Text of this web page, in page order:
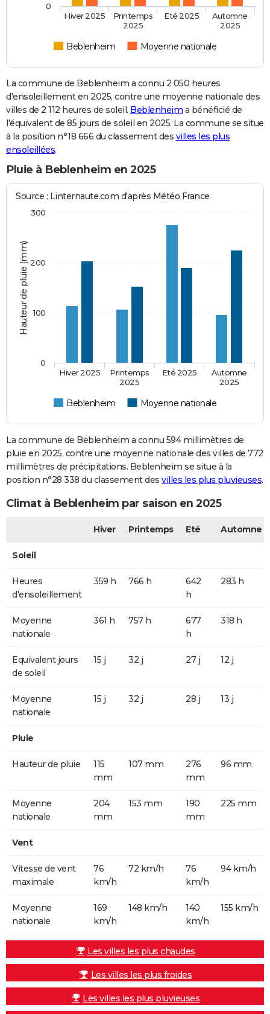
Beblenheim Moyenne nationale
Hiver 2025
Printemps
2025
Eté 2025
Automne
2025
0
La commune de Beblenheim a connu 2 050 heures
d'ensoleillement en 2025, contre une moyenne nationale des
villes de 2 112 heures de soleil. Beblenheim a bénéficié de
l'équivalent de 85 jours de soleil en 2025. La commune se situe
à la position n°18 666 du classement des villes les plus
ensoleillées.
Pluie à Beblenheim en 2025
Hauteur de pluie (mm)
Source : Linternaute.com d'après Météo France
Beblenheim Moyenne nationale
Hiver 2025
Printemps
2025
Eté 2025
Automne
2025
0
100
200
300
La commune de Beblenheim a connu 594 millimètres de
pluie en 2025, contre une moyenne nationale des villes de 772
millimètres de précipitations. Beblenheim se situe à la
position n°28 338 du classement des villes les plus pluvieuses.
Climat à Beblenheim par saison en 2025
Hiver Printemps Eté Automne
Soleil
Heures
d'ensoleillement
359 h 766 h
642
h
283 h
Moyenne
nationale
361 h 757 h
677
h
318 h
Equivalent jours
de soleil
15 j 32 j 27 j 12 j
Moyenne
nationale
15 j 32 j 28 j 13 j
Pluie
Hauteur de pluie
115
mm
107 mm
276
mm
96 mm
Moyenne
nationale
204
mm
153 mm
190
mm
225 mm
Vent
Vitesse de vent
maximale
76
km/h
72 km/h
76
km/h
94 km/h
Moyenne
nationale
169
km/h
148 km/h
140
km/h
155 km/h
Les villes les plus chaudes
Les villes les plus froides
Les villes les plus pluvieuses